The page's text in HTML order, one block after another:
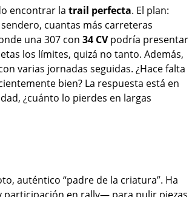
encontrar la trail perfecta. El plan:
cuantas más carreteras
una 307 con 34 CVpodría presentar
los límites, quizá no tanto. Además,
varias jornadas seguidas. ¿Hace falta
bien? La respuesta está en
¿cuánto lo pierdes en largas
auténtico “padre de la criatura”. Ha